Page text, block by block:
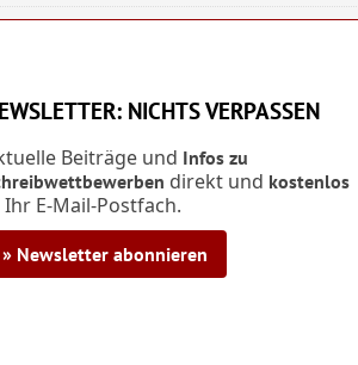
NICHTS VERPASSEN
Beiträge und Infos zu
direkt und kostenlos
E-Mail-Postfach.
» Newsletter abonnieren